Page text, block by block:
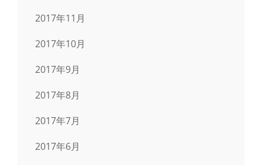
2017年11月
2017年10月
2017年9月
2017年8月
2017年7月
2017年6月